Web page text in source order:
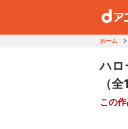
ホーム
ハロ
（全
この